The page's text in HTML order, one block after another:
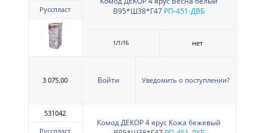
Русспласт
В95*Ш38*Г47 РП-451-ДВБ
1/1/16 нет
3 075.00 Войти Уведомить о поступлении?
531042
Русспласт
Комод ДЕКОР 4 ярус Кожа бежевый